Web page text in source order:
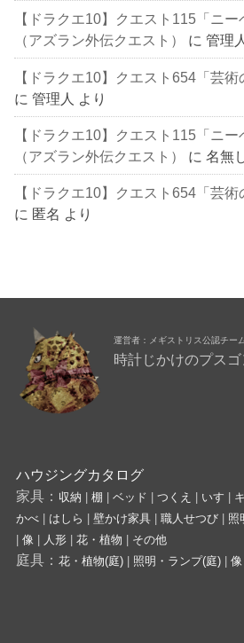
【ドラクエ10】クエスト115「ニー
（アズラン外伝クエスト）
に管理人
【ドラクエ10】クエスト654「芸術
に管理人 より
【ドラクエ10】クエスト115「ニー
（アズラン外伝クエスト）
に名無
【ドラクエ10】クエスト654「芸術
に 匿名 より
運営者：メギストリス公認チー
時計じかけのプスゴ
ハウジングカタログ
家具： 収納 棚 ベッド つくえ いす
かべ| はしら 壁かけ家具| 職人せつび| 照
像| 人形| 花・植物 その他
庭具： 花・植物(庭)| 照明・ランプ(庭)|